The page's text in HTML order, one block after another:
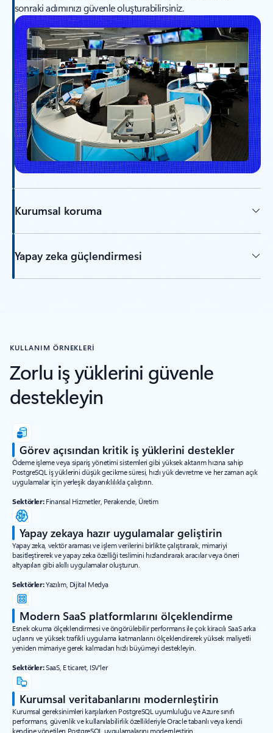
sonraki adımınızı güvenle oluşturabilirsiniz.
Kurumsal koruma
Yapay zeka güçlendirmesi
KULLANIM ÖRNEKLERİ
Zorlu iş yüklerini güvenle
destekleyin
Görev açısından kritik iş yüklerini destekler
Ödeme işleme veya sipariş yönetimi sistemleri gibi yüksek aktarım hızına sahip
PostgreSQL iş yüklerini düşük gecikme süresi, hızlı yük devretme ve her zaman açık
uygulamalar için yerleşik dayanıklılıkla çalıştırın.
Sektörler:Finansal Hizmetler, Perakende, Üretim
Yapay zekaya hazır uygulamalar geliştirin
Yapay zeka, vektör araması ve işlem verilerini birlikte çalıştırarak, mimariyi
basitleştirerek ve yapay zeka özelliği teslimini hızlandırarak aracılar veya öneri
altyapıları gibi akıllı uygulamalar oluşturun.
Sektörler:Yazılım, Dijital Medya
Modern SaaS platformlarını ölçeklendirme
Esnek okuma ölçeklendirmesi ve öngörülebilir performans ile çok kiracılı SaaS arka
uçlarını ve yüksek trafikli uygulama katmanlarını ölçeklendirerek yüksek maliyetli
yeniden mimariye gerek kalmadan hızlı büyümeyi destekleyin.
Sektörler:SaaS, E ticaret, ISV'ler
Kurumsal veritabanlarını modernleştirin
Kurumsal gereksinimleri karşılarken PostgreSQL uyumluluğu ve Azure sınıfı
performans, güvenlik ve kullanılabilirlik özellikleriyle Oracle tabanlı veya kendi
kendine yönetilen PostgreSQL uygulamalarını modernleştirin.